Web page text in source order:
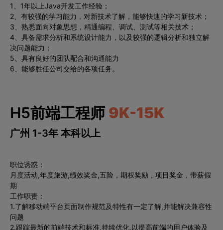
1、1年以上Java开发工作经验；
2、有较强的学习能力，对新技术了解，能够快速的学习新技术；
3、熟悉面向对象思想，精通编程、调试、测试等相关技术；
4、具备需求分析和系统设计能力，以及较强的逻辑分析和独立解
决问题能力；
5、具有良好的团队配合和沟通能力
6、能够胜任公司交给的各项任务。
H5前端工程师 9K-15K
广州 1-3年 本科以上
职位诱惑：
月度活动,年度旅游,绩效奖金,五险，期权奖励，项目奖金，带薪假
期
工作职责：
1.了解移动端平台页面制作规范及特性有一定了解,并能解决兼容性
问题
2.跟踪最新的前端技术和标准,持续优化,以提高前端的用户体验及